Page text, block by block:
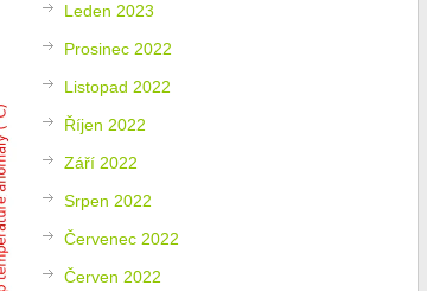
Leden 2023
Prosinec 2022
Listopad 2022
Říjen 2022
Září 2022
Srpen 2022
Červenec 2022
Červen 2022